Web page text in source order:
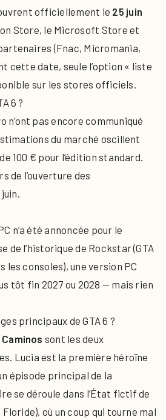
officiellement le 25 juin
Store, le Microsoft Store et
(Fnac, Micromania,
cette date, seule l’option « liste
sur les stores officiels.
6 ?
n’ont pas encore communiqué
du marché oscillent
100 € pour l’édition standard.
de l’ouverture des
n’a été annoncée pour le
de l’historique de Rockstar (GTA
les consoles), une version PC
tôt fin 2027 ou 2028 — mais rien
principaux de GTA 6 ?
sont les deux
Lucia est la première héroïne
épisode principal de la
se déroule dans l’État fictif de
où un coup qui tourne mal